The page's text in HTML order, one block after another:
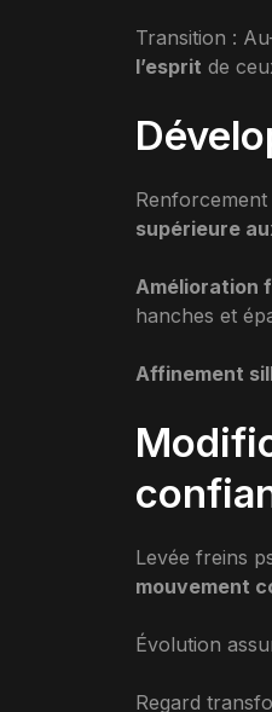
Transition :
l’esprit de
supérieure
Amélioration
hanches et
Affinement
Levée freins
mouvement
Évolution
Regard